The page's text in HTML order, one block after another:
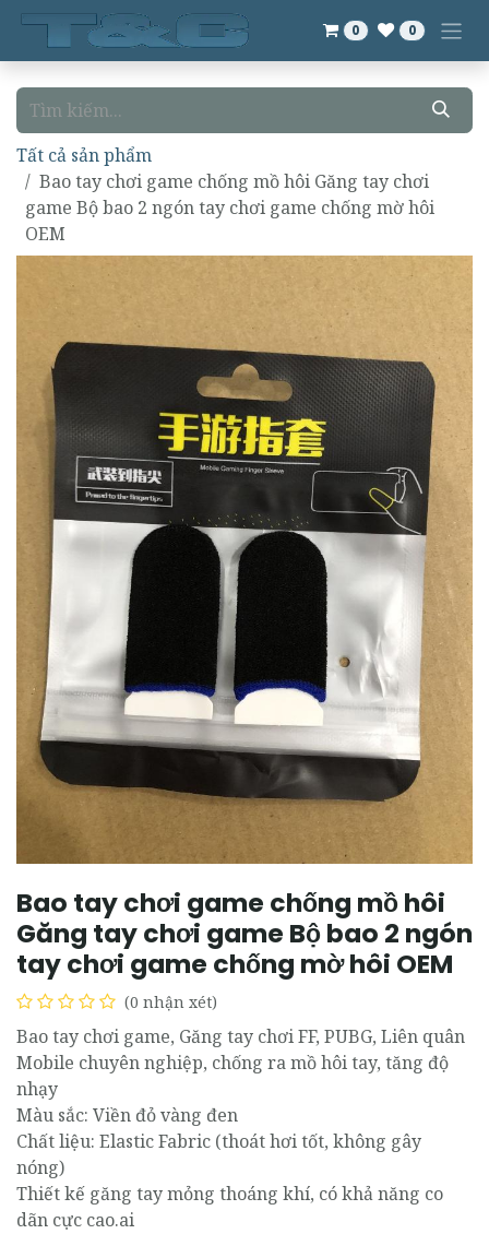
Bỏ qua để đến Nội dung
0 0
Tất cả sản phẩm
Bao tay chơi game chống mồ hôi Găng tay chơi
game Bộ bao 2 ngón tay chơi game chống mờ hôi
OEM
Bao tay chơi game chống mồ hôi
Găng tay chơi game Bộ bao 2 ngón
tay chơi game chống mờ hôi OEM
(0 nhận xét)
Bao tay chơi game, Găng tay chơi FF, PUBG, Liên quân
Mobile chuyên nghiệp, chống ra mồ hôi tay, tăng độ
nhạy
Màu sắc: Viền đỏ vàng đen
Chất liệu: Elastic Fabric (thoát hơi tốt, không gây
nóng)
Thiết kế găng tay mỏng thoáng khí, có khả năng co
dãn cực cao.ai